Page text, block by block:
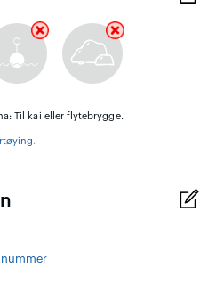
Til kai eller flytebrygge.
.